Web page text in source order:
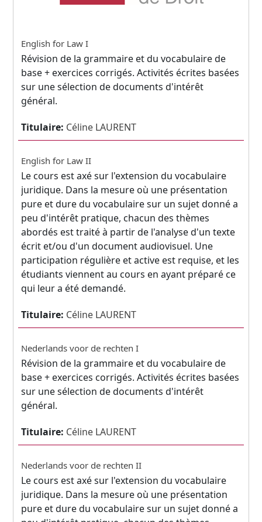
English for Law I
Révision de la grammaire et du vocabulaire de
base + exercices corrigés. Activités écrites basées
sur une sélection de documents d'intérêt
général.
Titulaire: Céline LAURENT
English for Law II
Le cours est axé sur l'extension du vocabulaire
juridique. Dans la mesure où une présentation
pure et dure du vocabulaire sur un sujet donné a
peu d'intérêt pratique, chacun des thèmes
abordés est traité à partir de l'analyse d'un texte
écrit et/ou d'un document audiovisuel. Une
participation régulière et active est requise, et les
étudiants viennent au cours en ayant préparé ce
qui leur a été demandé.
Titulaire: Céline LAURENT
Nederlands voor de rechten I
Révision de la grammaire et du vocabulaire de
base + exercices corrigés. Activités écrites basées
sur une sélection de documents d'intérêt
général.
Titulaire: Céline LAURENT
Nederlands voor de rechten II
Le cours est axé sur l'extension du vocabulaire
juridique. Dans la mesure où une présentation
pure et dure du vocabulaire sur un sujet donné a